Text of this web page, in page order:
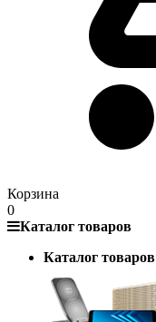
Корзина
0
Каталог товаров
Каталог товаров